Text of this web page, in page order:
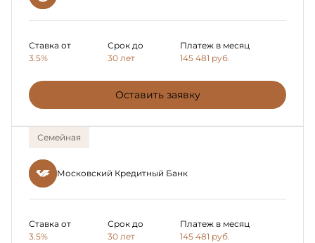
Ставка от
3.5%
Срок до
30 лет
Платеж в месяц
145 481 руб.
Оставить заявку
Семейная
Московский Кредитный Банк
Ставка от
3.5%
Срок до
30 лет
Платеж в месяц
145 481 руб.